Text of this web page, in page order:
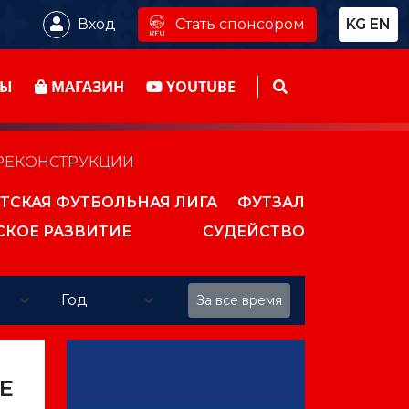
Вход Стать спонсором KG EN
МАГАЗИН YOUTUBE
ФУТБОЛЬНАЯ ЛИГА
ФУТЗАЛ
РАЗВИТИЕ
СУДЕЙСТВО
За все время